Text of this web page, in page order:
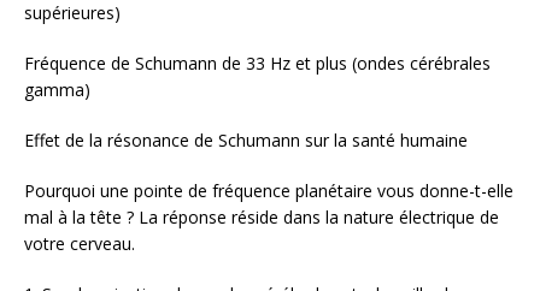
supérieures)
Fréquence de Schumann de 33 Hz et plus (ondes cérébrales
gamma)
Effet de la résonance de Schumann sur la santé humaine
Pourquoi une pointe de fréquence planétaire vous donne-t-elle
mal à la tête ? La réponse réside dans la nature électrique de
votre cerveau.